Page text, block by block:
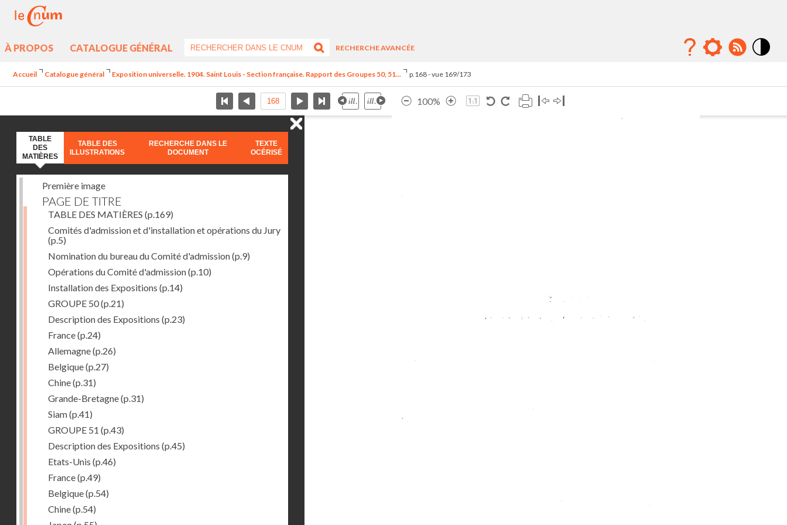
À PROPOS CATALOGUE GÉNÉRAL
RECHERCHE AVANCÉE
Accueil Catalogue général Exposition universelle. 1904. Saint Louis - Section française. Rapport des Groupes 50, 51... p.168 - vue 169/173
100%
TABLE
DES
MATIÈRES
TABLE DES
ILLUSTRATIONS
RECHERCHE DANS LE
DOCUMENT
TEXTE
OCÉRISÉ
Première image
PAGE DE TITRE
TABLE DES MATIÈRES (p.169)
Comités d'admission et d'installation et opérations du Jury
(p.5)
Nomination du bureau du Comité d'admission(p.9)
Opérations du Comité d'admission(p.10)
Installation des Expositions (p.14)
GROUPE 50(p.21)
Description des Expositions (p.23)
France(p.24)
Allemagne(p.26)
Belgique(p.27)
Chine(p.31)
Grande-Bretagne(p.31)
Siam(p.41)
GROUPE 51 (p.43)
Description des Expositions (p.45)
Etats-Unis (p.46)
France(p.49)
Belgique(p.54)
Chine(p.54)